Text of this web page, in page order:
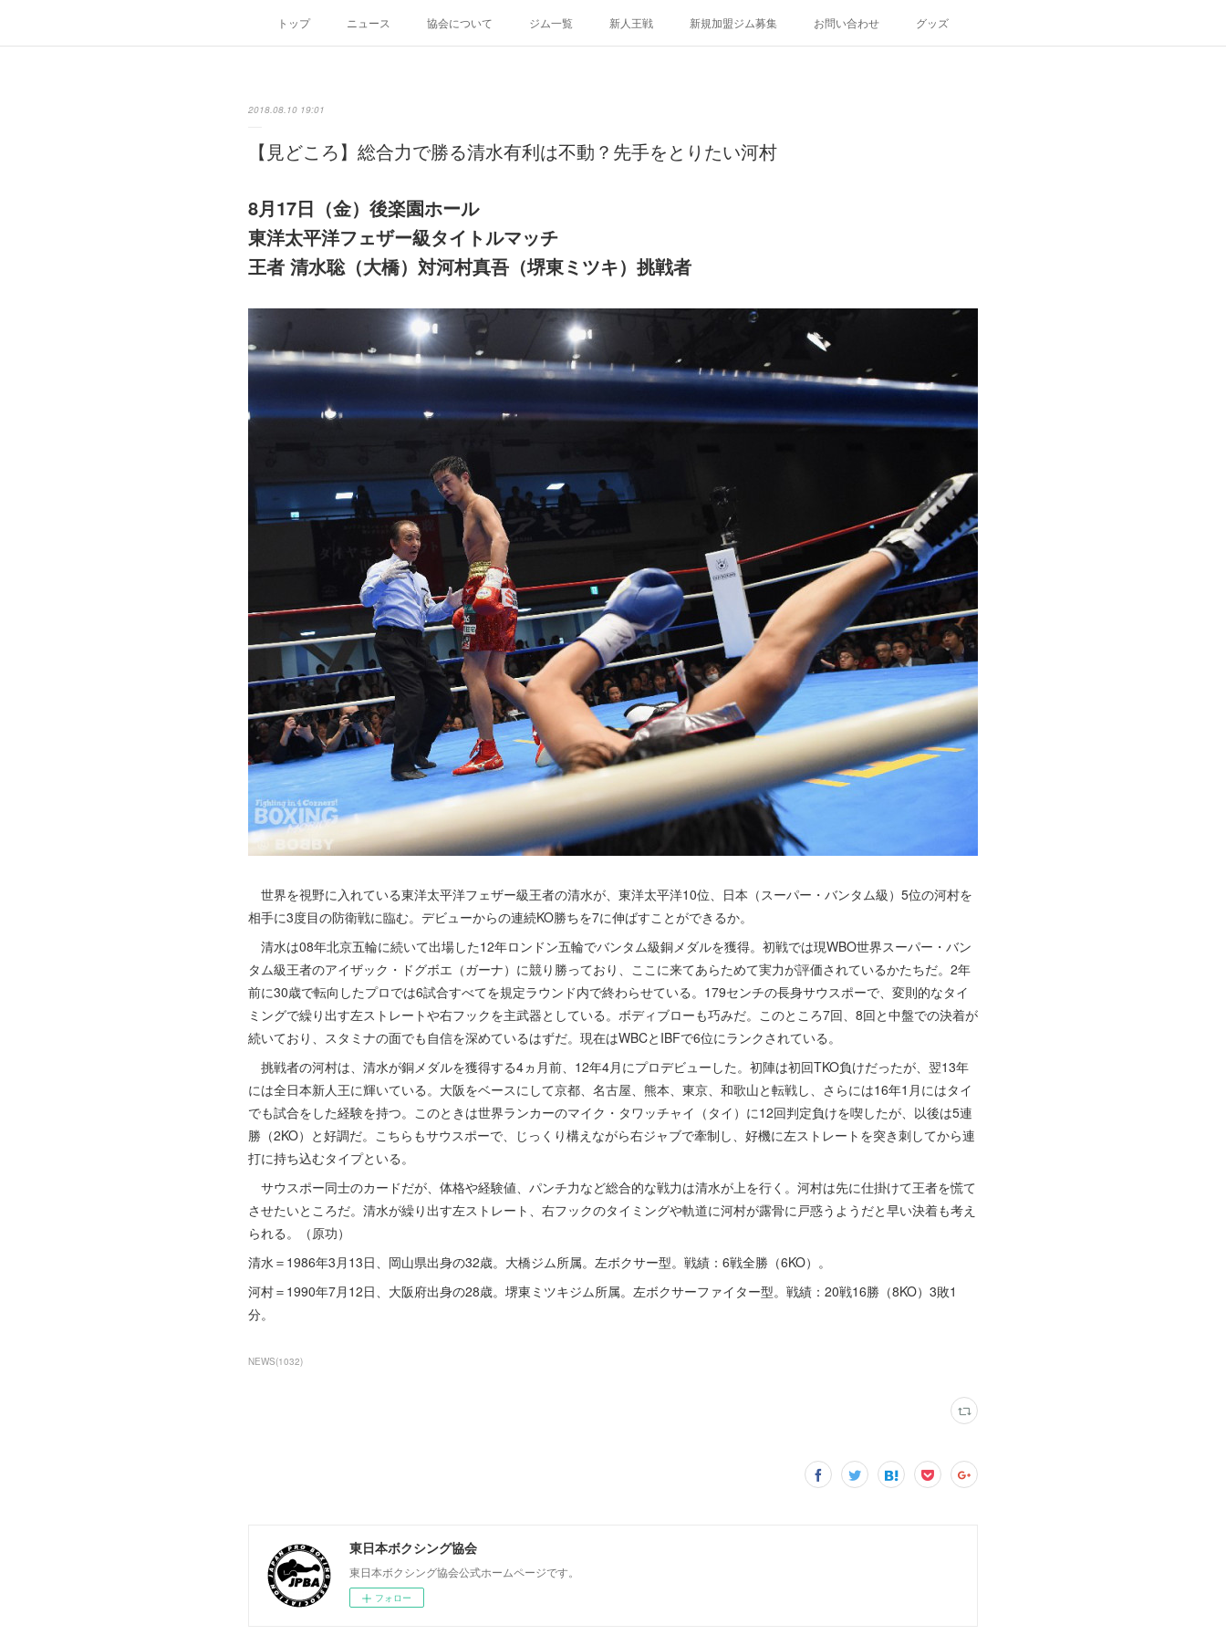
トップ ニュース 協会について ジム一覧 新人王戦 新規加盟ジム募集 お問い合わせ グッズ
2018.08.10 19:01
【見どころ】総合力で勝る清水有利は不動？先手をとりたい河村
8月17日（金）後楽園ホール
東洋太平洋フェザー級タイトルマッチ
王者 清水聡（大橋）対河村真吾（堺東ミツキ）挑戦者
世界を視野に入れている東洋太平洋フェザー級王者の清水が、東洋太平洋10位、日本（スーパー・バンタム級）5位の河村を
相手に3度目の防衛戦に臨む。デビューからの連続KO勝ちを7に伸ばすことができるか。
清水は08年北京五輪に続いて出場した12年ロンドン五輪でバンタム級銅メダルを獲得。初戦では現WBO世界スーパー・バン
タム級王者のアイザック・ドグボエ（ガーナ）に競り勝っており、ここに来てあらためて実力が評価されているかたちだ。2年
前に30歳で転向したプロでは6試合すべてを規定ラウンド内で終わらせている。179センチの長身サウスポーで、変則的なタイ
ミングで繰り出す左ストレートや右フックを主武器としている。ボディブローも巧みだ。このところ7回、8回と中盤での決着が
続いており、スタミナの面でも自信を深めているはずだ。現在はWBCとIBFで6位にランクされている。
挑戦者の河村は、清水が銅メダルを獲得する4ヵ月前、12年4月にプロデビューした。初陣は初回TKO負けだったが、翌13年
には全日本新人王に輝いている。大阪をベースにして京都、名古屋、熊本、東京、和歌山と転戦し、さらには16年1月にはタイ
でも試合をした経験を持つ。このときは世界ランカーのマイク・タワッチャイ（タイ）に12回判定負けを喫したが、以後は5連
勝（2KO）と好調だ。こちらもサウスポーで、じっくり構えながら右ジャブで牽制し、好機に左ストレートを突き刺してから連
打に持ち込むタイプといる。
サウスポー同士のカードだが、体格や経験値、パンチ力など総合的な戦力は清水が上を行く。河村は先に仕掛けて王者を慌て
させたいところだ。清水が繰り出す左ストレート、右フックのタイミングや軌道に河村が露骨に戸惑うようだと早い決着も考え
られる。（原功）
清水＝1986年3月13日、岡山県出身の32歳。大橋ジム所属。左ボクサー型。戦績：6戦全勝（6KO）。
河村＝1990年7月12日、大阪府出身の28歳。堺東ミツキジム所属。左ボクサーファイター型。戦績：20戦16勝（8KO）3敗1
分。
NEWS(1032)
東日本ボクシング協会
東日本ボクシング協会公式ホームページです。
フォロー